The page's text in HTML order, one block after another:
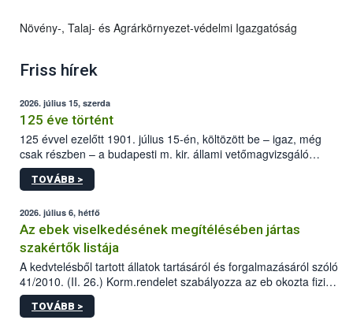
Növény-, Talaj- és Agrárkörnyezet-védelmi Igazgatóság
Friss hírek
2026. július 15, szerda
125 éve történt
125 évvel ezelőtt 1901. július 15-én, költözött be – igaz, még
csak részben – a budapesti m. kir. állami vetőmagvizsgáló
állomás a Kis Rókus utca 15. szám alatti, Czigler Győző által
tervezett új épületébe.
TOVÁBB >
2026. július 6, hétfő
Az ebek viselkedésének megítélésében jártas
szakértők listája
A kedvtelésből tartott állatok tartásáról és forgalmazásáról szóló
41/2010. (II. 26.) Korm.rendelet szabályozza az eb okozta fizikai
sérülés, illetve ennek veszélye keletkezésekor felmerülő
hatósági feladatokat, valamint a veszélyes eb tartását és annak
TOVÁBB >